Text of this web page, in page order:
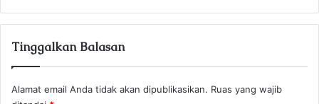
Tinggalkan Balasan
Alamat email Anda tidak akan dipublikasikan. Ruas yang wajib